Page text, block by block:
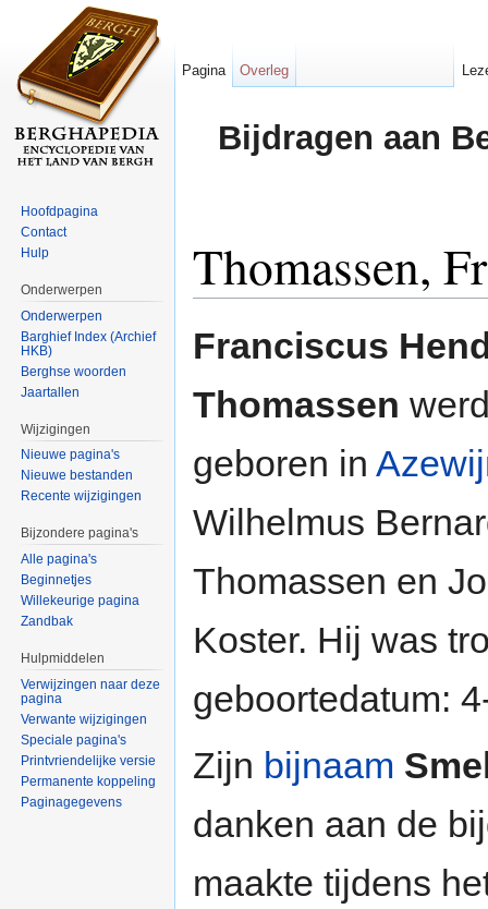
Bijdragen aan
Thomassen,
Franciscus
Thomassen
geboren in
Wilhelmus
Thomassen en
Koster. Hij was
geboortedatum:
Zijn bijnaam
danken aan de
maakte tijdens
Pagina Overleg
Hoofdpagina
Contact
Hulp
Onderwerpen
Onderwerpen
Barghief Index (Archief
HKB)
Berghse woorden
Jaartallen
Wijzigingen
Nieuwe pagina's
Nieuwe bestanden
Recente wijzigingen
Bijzondere pagina's
Alle pagina's
Beginnetjes
Willekeurige pagina
Zandbak
Hulpmiddelen
Verwijzingen naar deze
pagina
Verwante wijzigingen
Speciale pagina's
Printvriendelijke versie
Permanente koppeling
Paginagegevens